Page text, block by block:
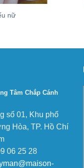
nữ
Tâm Chắp Cánh
số 01, Khu phố
Hòa, TP. Hồ Chí
06 25 28